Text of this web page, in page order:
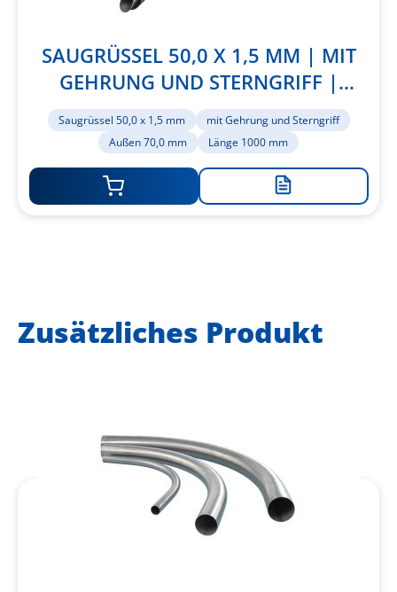
SAUGRÜSSEL 50,0 X 1,5 MM | MIT
GEHRUNG UND STERNGRIFF |
AUSSEN 70,0 MM | LÄNGE 1000 MM
Saugrüssel 50,0 x 1,5 mm
mit Gehrung und Sterngriff
Außen 70,0 mm
Länge 1000 mm
Zur
Zusätzliches Produkt